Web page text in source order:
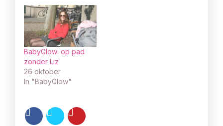
BabyGlow: op pad
zonder Liz
26 oktober
In "BabyGlow"